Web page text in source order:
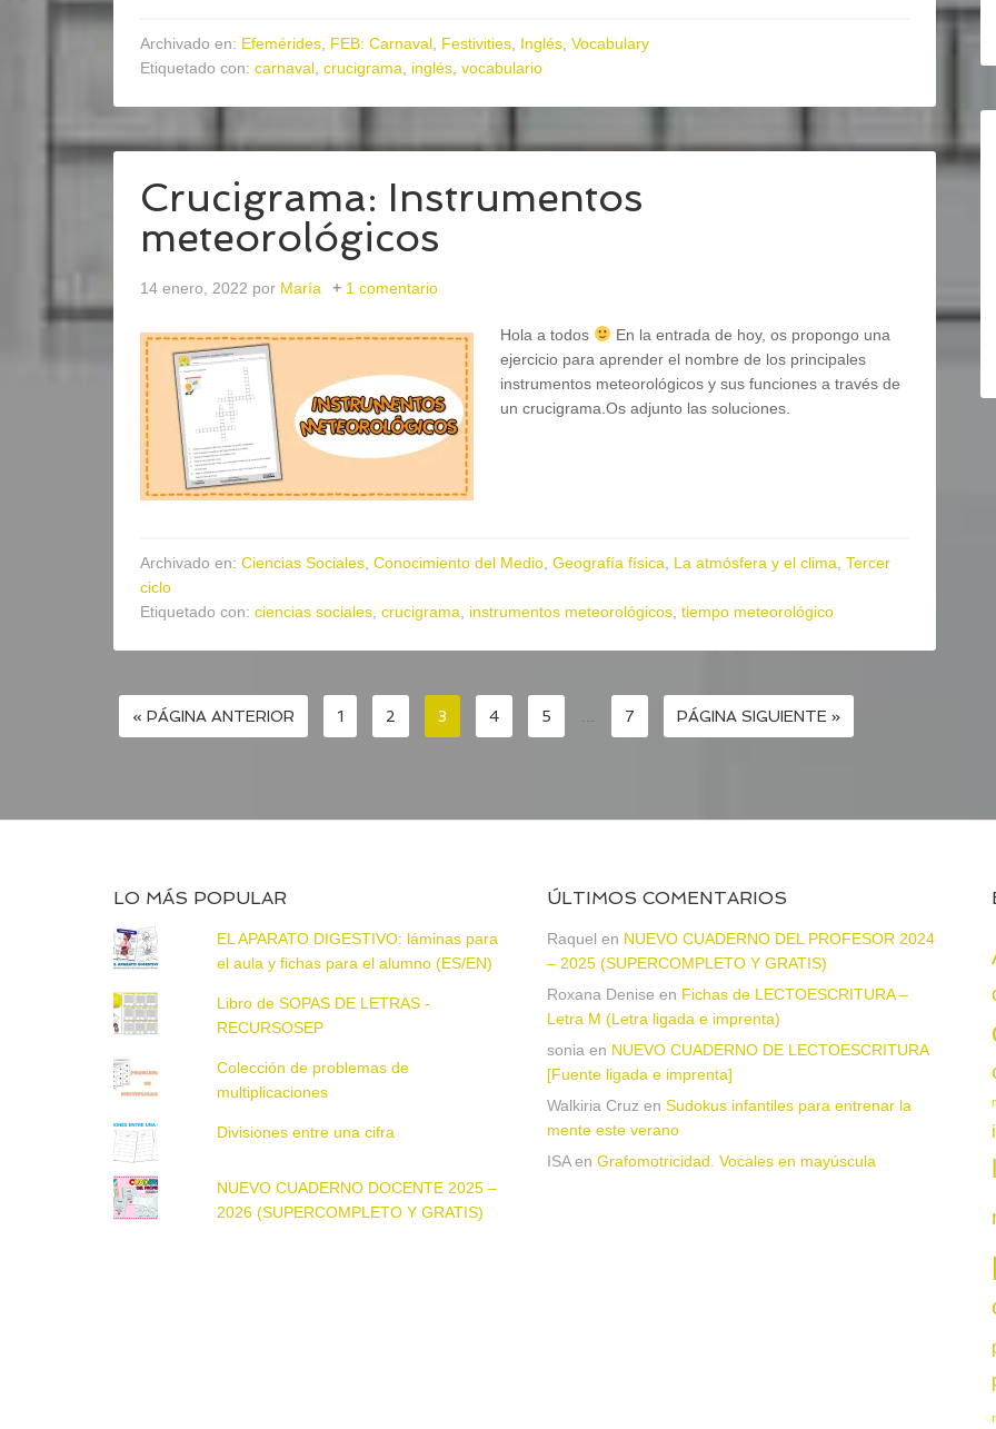
Archivado en: Efemérides FEB: Carnaval Festivities Inglés Vocabulary
Etiquetado con: carnaval crucigrama inglés vocabulario
Crucigrama: Instrumentos
meteorológicos
14 enero, 2022 por María 1 comentario
Hola a todos
En la entrada de hoy, os propongo una
ejercicio para aprender el nombre de los principales
instrumentos meteorológicos y sus funciones a través de
un crucigrama.Os adjunto las soluciones.
Archivado en: Ciencias Sociales Conocimiento del Medio Geografía física La atmósfera y el clima Tercer
ciclo
Etiquetado con: ciencias sociales crucigrama instrumentos meteorológicos tiempo meteorológico
« PÁGINA ANTERIOR 1 2 3 4 5 7 PÁGINA SIGUIENTE »
LO MÁS POPULAR
EL APARATO DIGESTIVO: láminas para
el aula y fichas para el alumno (ES/EN)
Libro de SOPAS DE LETRAS -
RECURSOSEP
Colección de problemas de
multiplicaciones
Divisiones entre una cifra
NUEVO CUADERNO DOCENTE 2025 –
2026 (SUPERCOMPLETO Y GRATIS)
ÚLTIMOS COMENTARIOS
Raquel en NUEVO CUADERNO DEL PROFESOR 2024
– 2025 (SUPERCOMPLETO Y GRATIS)
Roxana Denise en Fichas de LECTOESCRITURA –
Letra M (Letra ligada e imprenta)
sonia en NUEVO CUADERNO DE LECTOESCRITURA
[Fuente ligada e imprenta]
Walkiria Cruz en Sudokus infantiles para entrenar la
mente este verano
ISAen Grafomotricidad. Vocales en mayúscula